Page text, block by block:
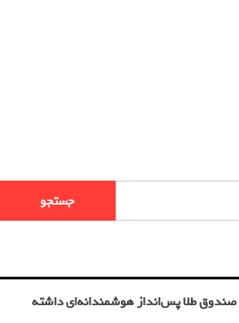
طلا پس‌انداز هوشمندانه‌ای داشته